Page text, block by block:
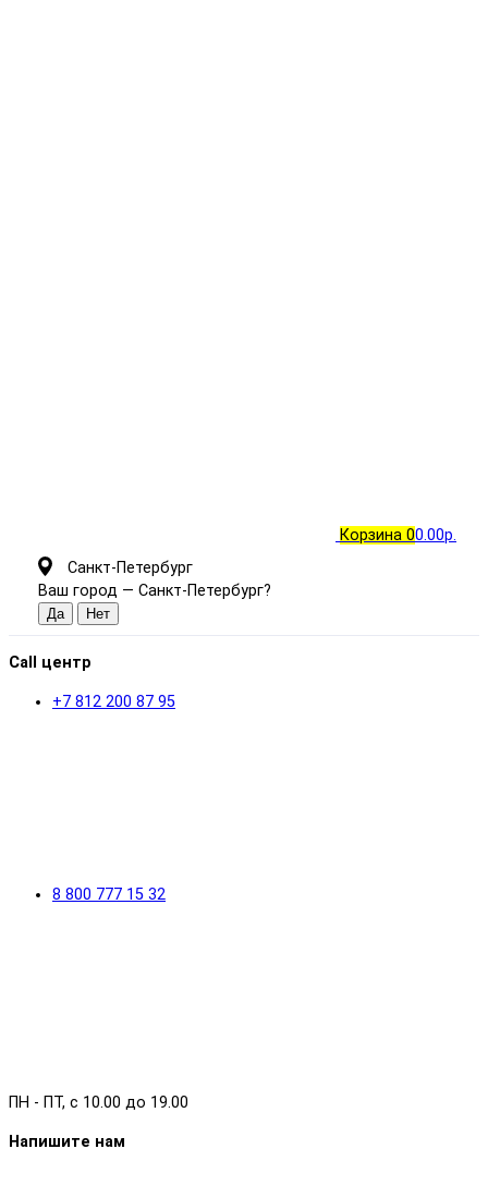
Корзина 00.00р.
Санкт-Петербург
Ваш город — Санкт-Петербург?
Call центр
+7 812 200 87 95
8 800 777 15 32
ПН - ПТ, с 10.00 до 19.00
Напишите нам